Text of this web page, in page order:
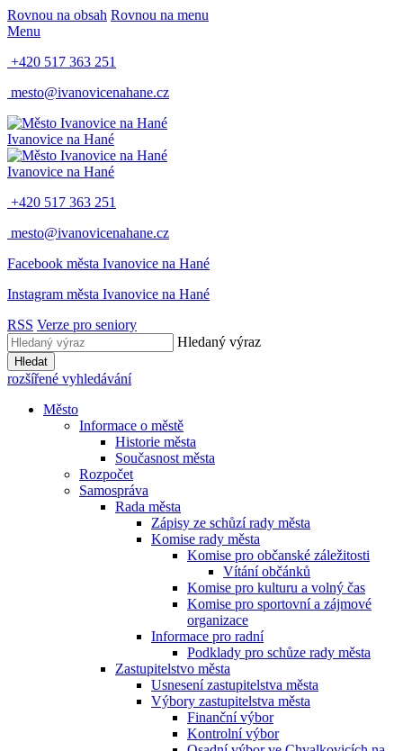
Rovnou na obsah Rovnou na menu
Menu
+420 517 363 251
mesto@ivanovicenahane.cz
Ivanovice na Hané
Ivanovice na Hané
+420 517 363 251
mesto@ivanovicenahane.cz
Facebook města Ivanovice na Hané
Instagram města Ivanovice na Hané
RSS Verze pro seniory
Hledaný výraz
Hledat
rozšířené vyhledávání
Město
Informace o městě
Historie města
Současnost města
Rozpočet
Samospráva
Rada města
Zápisy ze schůzí rady města
Komise rady města
Komise pro občanské záležitosti
Vítání občánků
Komise pro kulturu a volný čas
Komise pro sportovní a zájmové
organizace
Informace pro radní
Podklady pro schůze rady města
Zastupitelstvo města
Usnesení zastupitelstva města
Výbory zastupitelstva města
Finanční výbor
Kontrolní výbor